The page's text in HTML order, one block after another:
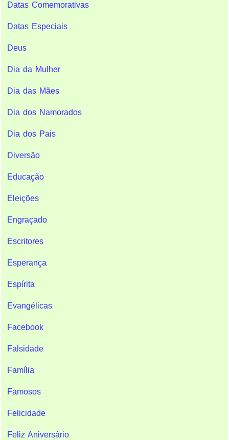
Datas Comemorativas
Datas Especiais
Deus
Dia da Mulher
Dia das Mães
Dia dos Namorados
Dia dos Pais
Diversão
Educação
Eleições
Engraçado
Escritores
Esperança
Espírita
Evangélicas
Facebook
Falsidade
Família
Famosos
Felicidade
Feliz Aniversário